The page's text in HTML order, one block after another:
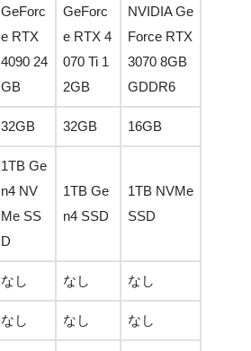
GeForc
e RTX
4090 24
GB
GeForc
e RTX 4
070 Ti 1
2GB
NVIDIA Ge
Force RTX
3070 8GB
GDDR6
32GB 32GB 16GB
1TB Ge
n4 NV
Me SS
D
1TB Ge
n4 SSD
1TB NVMe
SSD
なし なし なし
なし なし なし